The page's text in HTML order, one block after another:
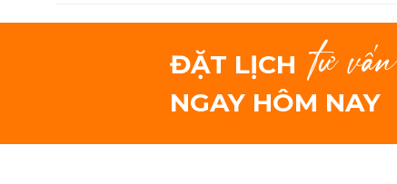
ĐẶT LỊCH tư vấn
NGAY HÔM NAY